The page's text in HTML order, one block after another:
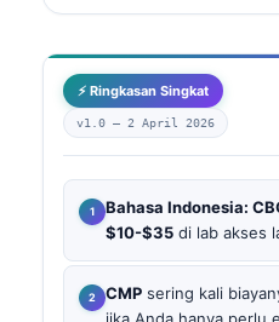
⚡ Ringkasan Singkat
v1.0 — 2 April 2026
Bahasa Indonesia:
$10-$35 di lab akses
CMP sering kali